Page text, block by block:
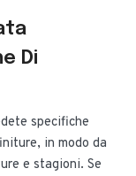
Di
specifiche
in modo da
e stagioni. Se